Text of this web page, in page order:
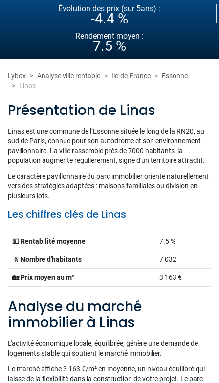
Évolution des prix (sur 5ans) :
-4.4 %
Rendement moyen :
7.5 %
Lybox Analyse ville rentable Ile-de-France
Essonne
Linas
Présentation de Linas
Linas est une commune de l’Essonne située le long de la RN20, au
sud de Paris, connue pour son autodrome et son environnement
pavillonnaire. La ville rassemble près de 7000 habitants, la
population augmente régulièrement, signe d'un territoire attractif.
Le caractère pavillonnaire du parc immobilier oriente naturellement
vers des stratégies adaptées : maisons familiales ou division en
plusieurs lots.
Les chiffres clés de Linas
💵 Rentabilité moyenne 7.5 %
🚶 Nombre d'habitants 7 032
🏡 Prix moyen au m² 3 163 €
Analyse du marché
immobilier à Linas
L'activité économique locale, équilibrée, génère une demande de
logements stable qui soutient le marché immobilier.
Le marché affiche 3 163 €/m² en moyenne, un niveau équilibré qui
laisse de la flexibilité dans la construction de votre projet. Le parc